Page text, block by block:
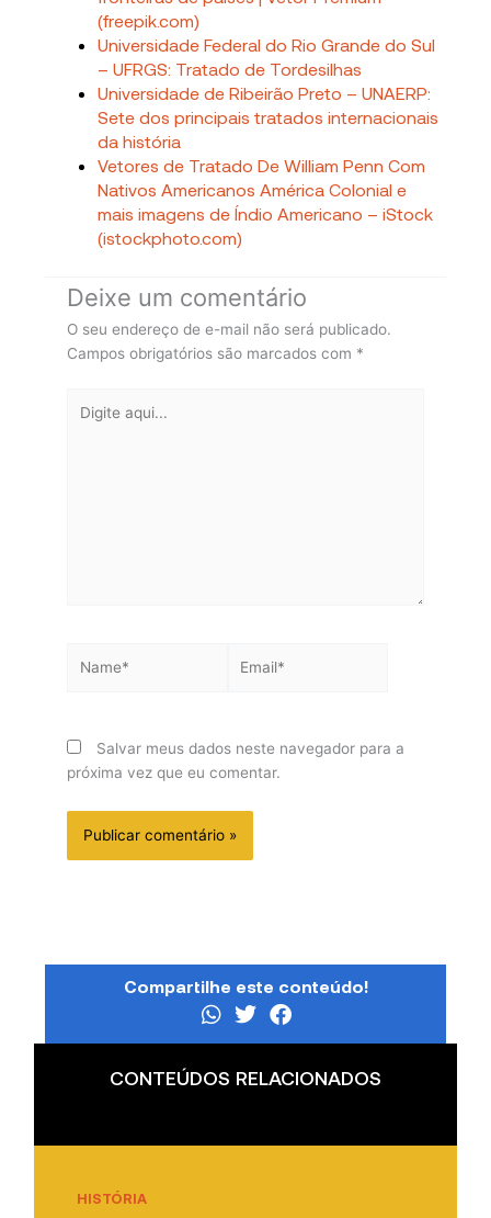
(freepik.com)
Universidade Federal do Rio Grande do Sul
– UFRGS: Tratado de Tordesilhas
Universidade de Ribeirão Preto – UNAERP:
Sete dos principais tratados internacionais
da história
Vetores de Tratado De William Penn Com
Nativos Americanos América Colonial e
mais imagens de Índio Americano – iStock
(istockphoto.com)
Deixe um comentário
O seu endereço de e-mail não será publicado.
Campos obrigatórios são marcados com *
aqui...
Salvar meus dados neste navegador para a
próxima vez que eu comentar.
Compartilhe este conteúdo!
CONTEÚDOS RELACIONADOS
HISTÓRIA